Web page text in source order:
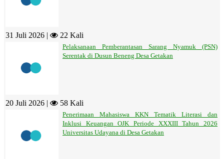
31 Juli 2026 | 22 Kali
Pelaksanaan Pemberantasan Sarang Nyamuk (PSN)
Serentak di Dusun Beneng Desa Getakan
20 Juli 2026 | 58 Kali
Penerimaan Mahasiswa KKN Tematik Literasi dan
Inklusi Keuangan OJK Periode XXXIII Tahun 2026
Universitas Udayana di Desa Getakan